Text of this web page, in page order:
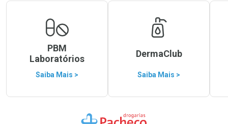
PBM
Laboratórios
Saiba Mais >
DermaClub
Saiba Mais >
Ir para a Home